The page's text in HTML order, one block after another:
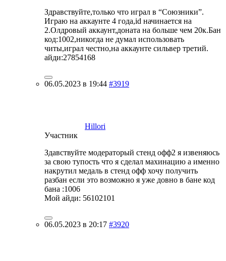
Здравствуйте,только что играл в “Союзники”.
Играю на аккаунте 4 года,id начинается на
2.Олдровый аккаунт,доната на больше чем 20к.Бан
код:1002,никогда не думал использовать
читы,играл честно,на аккаунте сильвер третий.
айди:27854168
06.05.2023 в 19:44 #3919
Hillori
Участник
Здавствуйте модераторый стенд офф2 я извеняюсь
за свою тупость что я сделал махинацию а именно
накрутил медаль в стенд офф хочу получить
разбан если это возможно я уже довно в бане код
бана :1006
Мой айди: 56102101
06.05.2023 в 20:17 #3920